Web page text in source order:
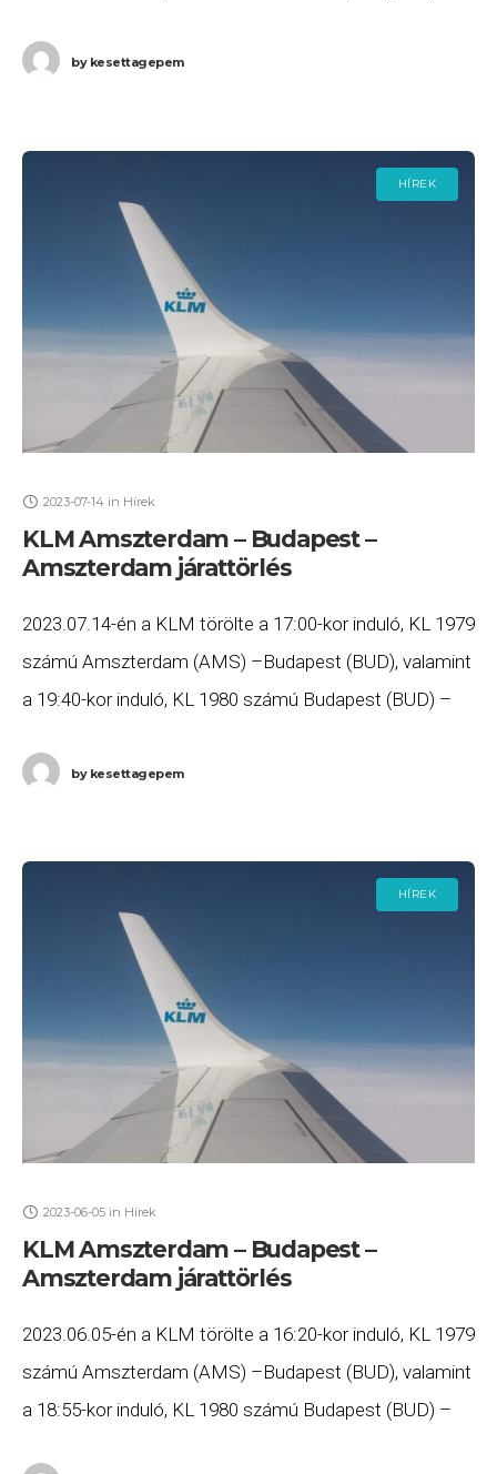
bykesettagepem
HÍREK
2023-07-14 in Hírek
KLM Amszterdam – Budapest –
Amszterdam járattörlés
2023.07.14-én a KLM törölte a 17:00-kor induló, KL 1979
számú Amszterdam (AMS) –Budapest (BUD), valamint
a 19:40-kor induló, KL 1980 számú Budapest (BUD) –
bykesettagepem
HÍREK
2023-06-05 in Hírek
KLM Amszterdam – Budapest –
Amszterdam járattörlés
2023.06.05-én a KLM törölte a 16:20-kor induló, KL 1979
számú Amszterdam (AMS) –Budapest (BUD), valamint
a 18:55-kor induló, KL 1980 számú Budapest (BUD) –